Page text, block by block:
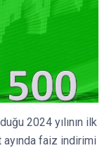
2024 yılının ilk
ayında faiz indirimi